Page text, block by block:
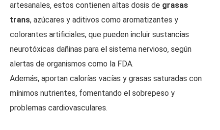
artesanales, estos contienen altas dosis de grasas
trans, azúcares y aditivos como aromatizantes y
colorantes artificiales, que pueden incluir sustancias
neurotóxicas dañinas para el sistema nervioso, según
alertas de organismos como la FDA.
Además, aportan calorías vacías y grasas saturadas con
mínimos nutrientes, fomentando el sobrepeso y
problemas cardiovasculares.